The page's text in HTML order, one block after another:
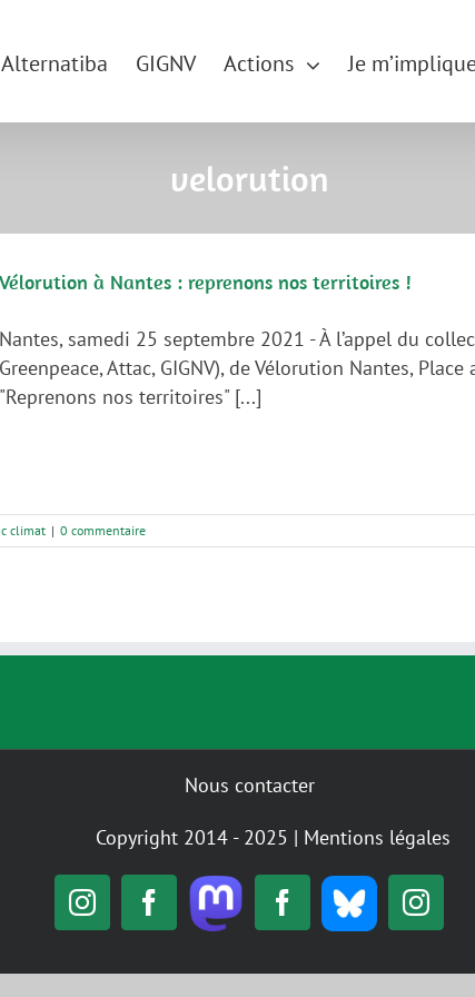
Alternatiba GIGNV Actions Je
velorution
Vélorution à Nantes : reprenons nos territoires !
Nantes, samedi 25 septembre 2021 - À l’appel du
Greenpeace, Attac, GIGNV), de Vélorution Nantes,
"Reprenons nos territoires" [...]
climat | 0 commentaire
Nous contacter
Copyright 2014 - 2025 | Mentions légales
InstagramFacebook
Mastodon
Alternatiba
/
Facebook
Bluesky
GIGNV